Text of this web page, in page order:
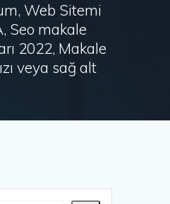
Web Sitemi
Seo makale
2022, Makale
veya sağ alt